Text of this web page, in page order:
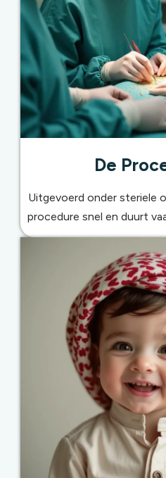
De
Uitgevoerd onder steriele
procedure snel en duurt